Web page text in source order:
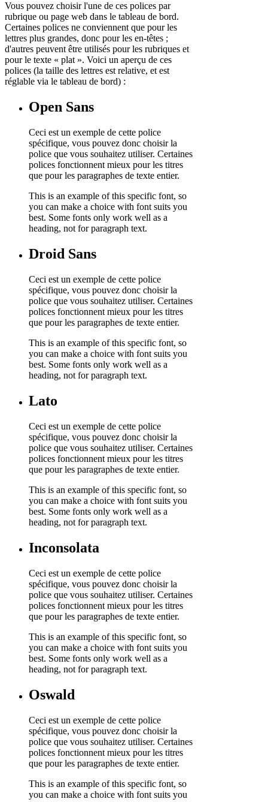
Vous pouvez choisir l'une de ces polices par
rubrique ou page web dans le tableau de bord.
Certaines polices ne conviennent que pour les
lettres plus grandes, donc pour les en-têtes ;
d'autres peuvent être utilisés pour les rubriques et
pour le texte « plat ». Voici un aperçu de ces
polices (la taille des lettres est relative, et est
réglable via le tableau de bord) :
Open Sans
Ceci est un exemple de cette police
spécifique, vous pouvez donc choisir la
police que vous souhaitez utiliser. Certaines
polices fonctionnent mieux pour les titres
que pour les paragraphes de texte entier.
This is an example of this specific font, so
you can make a choice with font suits you
best. Some fonts only work well as a
heading, not for paragraph text.
Droid Sans
Ceci est un exemple de cette police
spécifique, vous pouvez donc choisir la
police que vous souhaitez utiliser. Certaines
polices fonctionnent mieux pour les titres
que pour les paragraphes de texte entier.
This is an example of this specific font, so
you can make a choice with font suits you
best. Some fonts only work well as a
heading, not for paragraph text.
Lato
Ceci est un exemple de cette police
spécifique, vous pouvez donc choisir la
police que vous souhaitez utiliser. Certaines
polices fonctionnent mieux pour les titres
que pour les paragraphes de texte entier.
This is an example of this specific font, so
you can make a choice with font suits you
best. Some fonts only work well as a
heading, not for paragraph text.
Inconsolata
Ceci est un exemple de cette police
spécifique, vous pouvez donc choisir la
police que vous souhaitez utiliser. Certaines
polices fonctionnent mieux pour les titres
que pour les paragraphes de texte entier.
This is an example of this specific font, so
you can make a choice with font suits you
best. Some fonts only work well as a
heading, not for paragraph text.
Oswald
Ceci est un exemple de cette police
spécifique, vous pouvez donc choisir la
police que vous souhaitez utiliser. Certaines
polices fonctionnent mieux pour les titres
que pour les paragraphes de texte entier.
This is an example of this specific font, so
you can make a choice with font suits you